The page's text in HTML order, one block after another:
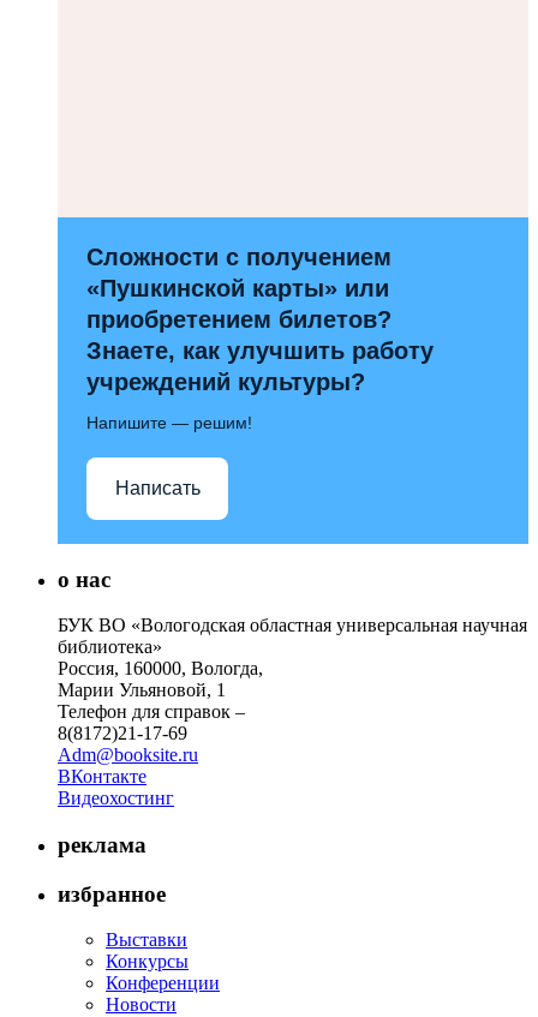
Сложности с получением
«Пушкинской карты» или
приобретением билетов?
Знаете, как улучшить работу
учреждений культуры?
Напишите — решим!
Написать
о нас
БУК ВО «Вологодская областная универсальная научная
библиотека»
Россия, 160000, Вологда,
Марии Ульяновой, 1
Телефон для справок –
8(8172)21-17-69
Adm@booksite.ru
ВКонтакте
Видеохостинг
реклама
избранное
Выставки
Конкурсы
Конференции
Новости